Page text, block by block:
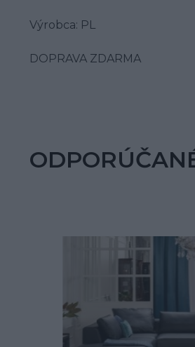
Výrobca: PL
DOPRAVA ZDARMA